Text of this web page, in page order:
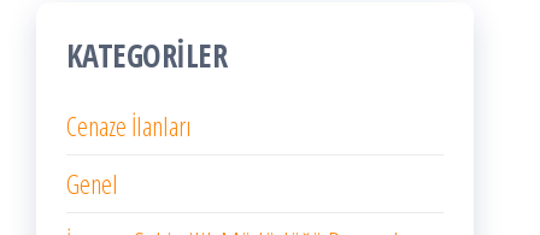
KATEGORILER
Cenaze İlanları
Genel